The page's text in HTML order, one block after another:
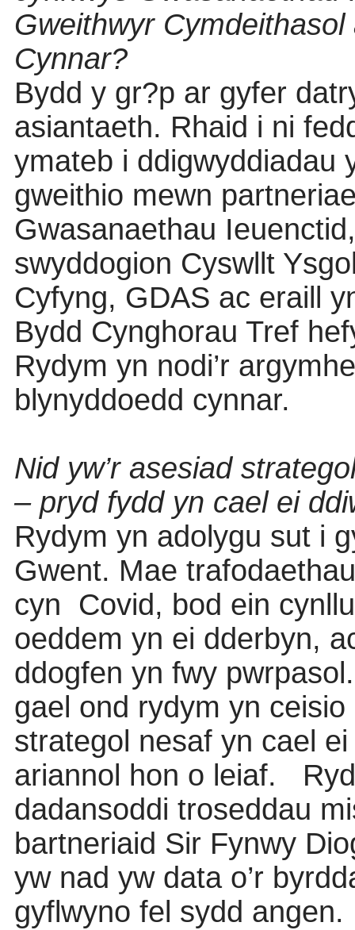
Gweithwyr
Cynnar?
Bydd y gr?p ar gyfer
asiantaeth. Rhaid i ni
ymateb i ddigwyddiadau
gweithio mewn
Gwasanaethau
swyddogion Cyswllt
Cyfyng, GDAS ac eraill
Bydd Cynghorau Tref
Rydym yn nodi’r
blynyddoedd cynnar.
Nid yw’r asesiad
– pryd fydd yn cael ei
Rydym yn adolygu sut i
Gwent. Mae
cyn
Covid, bod ein
oeddem yn ei dderbyn,
ddogfen yn fwy
gael ond rydym yn
strategol nesaf yn cael
ariannol hon o leiaf.
dadansoddi troseddau
bartneriaid Sir Fynwy
yw nad yw data o’r
gyflwyno fel sydd angen.